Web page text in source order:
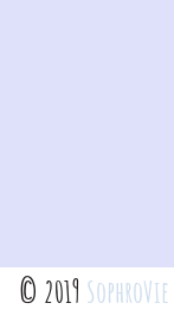
© 2019 SophroVie